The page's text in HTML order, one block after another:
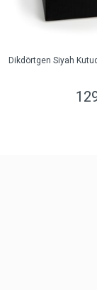
Dikdörtgen Siyah